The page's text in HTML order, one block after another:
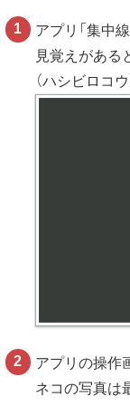
アプリ「集中線
見覚えがある
（ハシビロコウ
アプリの操作
ネコの写真は